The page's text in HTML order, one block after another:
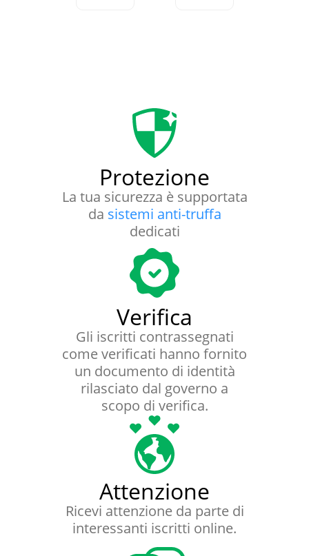
Protezione
La tua sicurezza è supportata
da sistemi anti-truffa
dedicati
Verifica
Gli iscritti contrassegnati
come verificati hanno fornito
un documento di identità
rilasciato dal governo a
scopo di verifica.
Attenzione
Ricevi attenzione da parte di
interessanti iscritti online.